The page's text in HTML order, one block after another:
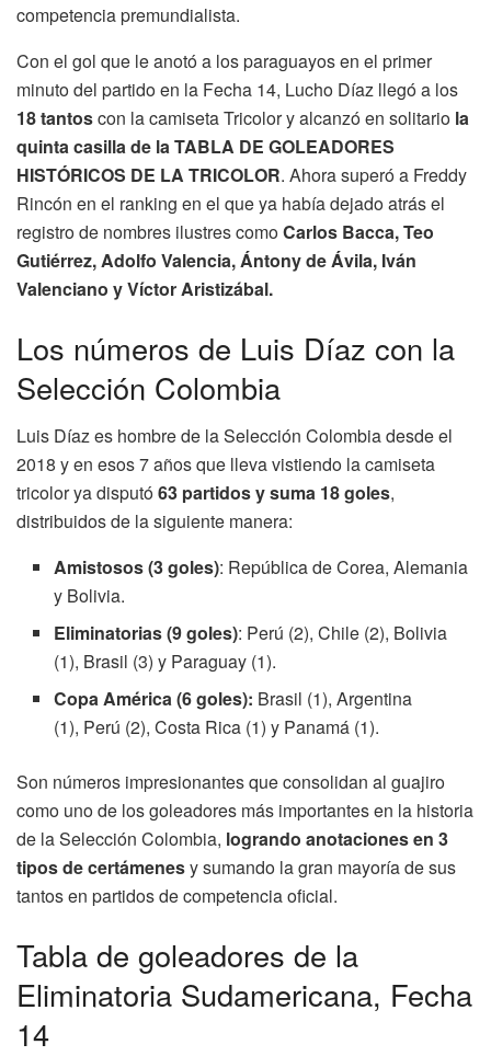
competencia premundialista.
Con el gol que le anotó a los paraguayos en el primer
minuto del partido en la Fecha 14, Lucho Díaz llegó a los
18 tantoscon la camiseta Tricolor y alcanzó en solitario la
quinta casilla de la TABLA DE GOLEADORES
HISTÓRICOS DE LA TRICOLOR. Ahora superó a Freddy
Rincón en el ranking en el que ya había dejado atrás el
registro de nombres ilustres comoCarlos Bacca, Teo
Gutiérrez, Adolfo Valencia, Ántony de Ávila, Iván
Valenciano y Víctor Aristizábal.
Los números de Luis Díaz con la
Selección Colombia
Luis Díaz es hombre de la Selección Colombia desde el
2018 y en esos 7 años que lleva vistiendo la camiseta
tricolor ya disputó63 partidos y suma 18 goles,
distribuidos de la siguiente manera:
Amistosos (3 goles): República de Corea, Alemania
y Bolivia.
Eliminatorias (9 goles): Perú (2), Chile (2), Bolivia
(1), Brasil (3) y Paraguay (1).
Copa América (6 goles): Brasil (1), Argentina
(1), Perú (2), Costa Rica (1) y Panamá (1).
Son números impresionantes que consolidan al guajiro
como uno de los goleadores más importantes en la historia
de la Selección Colombia, logrando anotaciones en 3
tipos de certámenesy sumando la gran mayoría de sus
tantos en partidos de competencia oficial.
Tabla de goleadores de la
Eliminatoria Sudamericana, Fecha
14